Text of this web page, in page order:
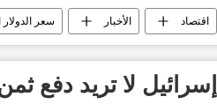
اقتصاد الأخبار سعر الدولار
إسرائيل لا تريد دفع